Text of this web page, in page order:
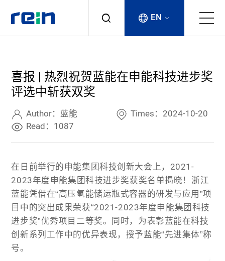
Products
Services
Cases
News & Events
Contact
EN
喜报 | 热烈祝贺蓝能在申能科技进步奖
评选中斩获双奖
Author：蓝能
Times：2024-10-20
Read：1087
在日前举行的申能集团科技创新大会上，2021-
2023年度申能集团科技进步奖获奖名单揭晓！浙江
蓝能凭借在“高压氢能储运瓶式容器的研发与应用”项
目中的突出成果荣获“2021-2023年度申能集团科技
进步奖”优秀项目二等奖。同时，为表彰蓝能在科技
创新系列工作中的优异表现，授予蓝能“先进集体”称
号。